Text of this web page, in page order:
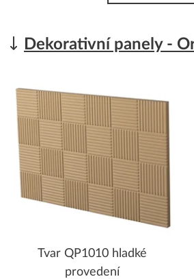
Dekorativní panely -
Tvar QP1010 hladké
provedení